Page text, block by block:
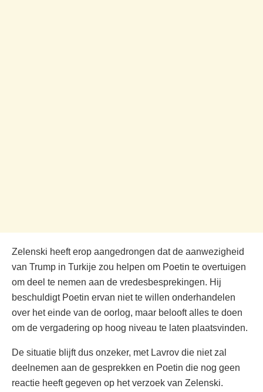
Zelenski heeft erop aangedrongen dat de aanwezigheid
van Trump in Turkije zou helpen om Poetin te overtuigen
om deel te nemen aan de vredesbesprekingen. Hij
beschuldigt Poetin ervan niet te willen onderhandelen
over het einde van de oorlog, maar belooft alles te doen
om de vergadering op hoog niveau te laten plaatsvinden.
De situatie blijft dus onzeker, met Lavrov die niet zal
deelnemen aan de gesprekken en Poetin die nog geen
reactie heeft gegeven op het verzoek van Zelenski.